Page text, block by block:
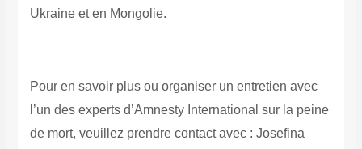
Ukraine et en Mongolie.
Pour en savoir plus ou organiser un entretien avec
l’un des experts d’Amnesty International sur la peine
de mort, veuillez prendre contact avec : Josefina